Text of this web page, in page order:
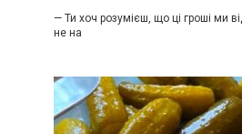
— Ти хоч розумієш, що ці гроші ми
не на